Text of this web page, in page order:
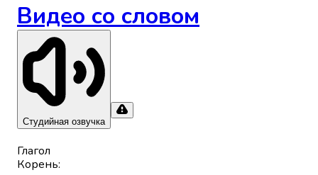
Видео со словом
Студийная озвучка
Глагол
Корень: